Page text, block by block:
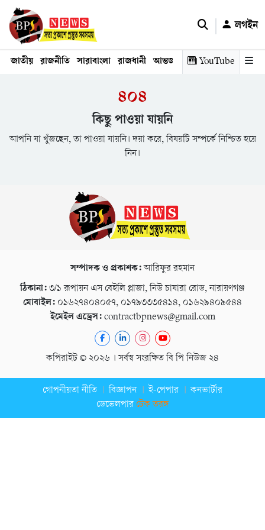
লগইন
জাতীয় রাজনীতি সারাবাংলা রাজধানী আন্তর্জাতিক অর্থনীতি তথ্য
YouTube
৪০৪
কিছু পাওয়া যায়নি
আপনি যা খুঁজছেন, তা পাওয়া যায়নি। দয়া করে, বিষয়টি সম্পর্কে নিশ্চিত হয়ে
নিন।
সম্পাদক ও প্রকাশক:আরিফুর রহমান
ঠিকানা: ৩/১ রূপায়ন এস বেইলি প্লাজা, নিউ চাষারা রোড, নারায়ণগঞ্জ
মোবাইল: ০১৬২৭৪০৪০৫৭, ০১৭৯৩৩৩৫৪১৪, ০১৬২৯৪০৯৫৪৪
ইমেইল এড্রেস:contractbpnews@gmail.com
কপিরাইট © ২০২৬ । সর্বস্ব সংরক্ষিত বি পি নিউজ ২৪
গোপনীয়তা নীতি বিজ্ঞাপন ই-পেপার
কনভার্টার
ডেভেলপার টেক তরঙ্গ